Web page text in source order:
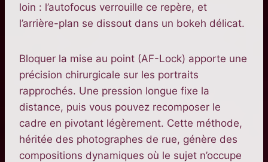
loin : l’autofocus verrouille ce repère, et
l’arrière-plan se dissout dans un bokeh délicat.
Bloquer la mise au point (AF-Lock) apporte une
précision chirurgicale sur les portraits
rapprochés. Une pression longue fixe la
distance, puis vous pouvez recomposer le
cadre en pivotant légèrement. Cette méthode,
héritée des photographes de rue, génère des
compositions dynamiques où le sujet n’occupe